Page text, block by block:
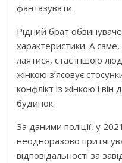
фантазувати.
Рідний брат
характеристики. А
лаятися, стає іншою
жінкою зʼясовує
конфлікт із жінкою і
будинок.
За даними поліції, у
неодноразово
відповідальності за